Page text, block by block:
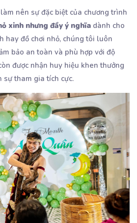
nên sự đặc biệt của chương trình
xinh nhưng đầy ý nghĩa dành cho
hay đồ chơi nhỏ, chúng tôi luôn
bảo an toàn và phù hợp với độ
được nhận huy hiệu khen thưởng
sự tham gia tích cực.